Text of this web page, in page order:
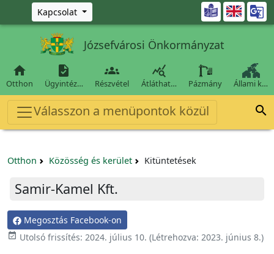
Ugrás a fő tartalomra
Kapcsolat 
Józsefvárosi Önkormányzat

Otthon

Ügyintéz…

Részvétel

Átláthat… Pázmány Állami k…
Válasszon a menüpontok közül 
Otthon Közösség és kerület Kitüntetések
Samir-Kamel Kft.
Megosztás Facebook-on
event_available Utolsó frissítés: 2024. július 10. (Létrehozva: 2023. június 8.)